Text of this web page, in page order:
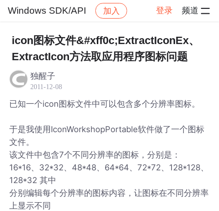
Windows SDK/API 加入 登录 频道
社区 Windows SDK/API
icon图标文件&#xff0c;ExtractIconEx、
ExtractIcon方法取应用程序图标问题
独醒子
2011-12-08
已知一个icon图标文件中可以包含多个分辨率图标。
于是我使用IconWorkshopPortable软件做了一个图标
文件。
该文件中包含7个不同分辨率的图标，分别是：
16*16、32*32、48*48、64*64、72*72、128*128、
128*32 其中
分别编辑每个分辨率的图标内容，让图标在不同分辨率
上显示不同